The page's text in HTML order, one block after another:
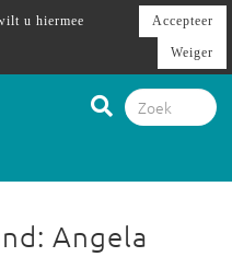
Angela
u hiermee
Accepteer
Weiger